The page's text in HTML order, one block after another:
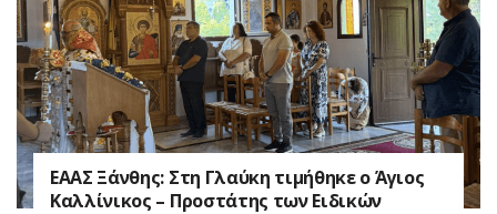
EAAΣ Ξάνθης: Στη Γλαύκη τιμήθηκε ο Άγιος
Καλλίνικος – Προστάτης των Ειδικών